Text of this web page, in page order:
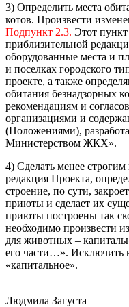
3) Определить места
котов. Произвести
Подпункт 2.3. Этот
приблизительной
оборудованные места и
и поселках городского
проекте, а также
обитания безнадзорных
рекомендациям и
организациями и
(Положениями),
Министерством ЖКХ».
4) Сделать менее
редакция Проекта,
строение, по сути,
приюты и сделает их
приюты построены так
необходимо произвести
для животных –
его части…». Исключить
«капитальное».
Людмила Загуста